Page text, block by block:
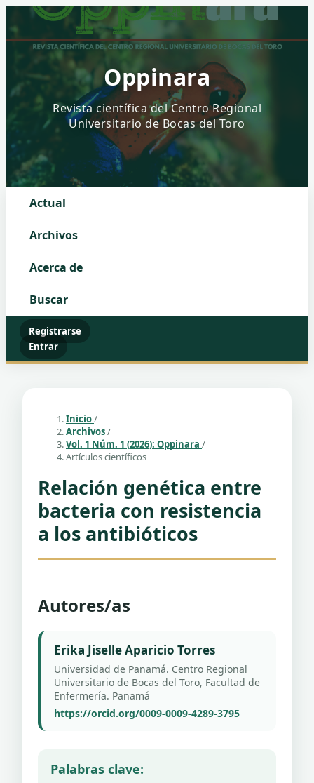
Oppinara
Actual
Archivos
Acerca de
Buscar
Registrarse
Entrar
Inicio/
Archivos/
Vol. 1 Núm. 1 (2026): Oppinara /
Artículos científicos
Relación genética entre
bacteria con resistencia
a los antibióticos
Autores/as
Erika Jiselle Aparicio Torres
Universidad de Panamá. Centro Regional
Universitario de Bocas del Toro, Facultad de
Enfermería. Panamá
https://orcid.org/0009-0009-4289-3795
Palabras clave: